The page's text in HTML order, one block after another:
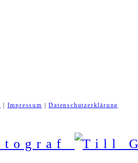
| Impressum |Datenschutzerklärung